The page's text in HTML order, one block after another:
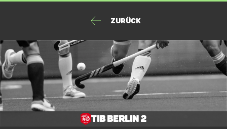
Zurück
TiB Berlin 2